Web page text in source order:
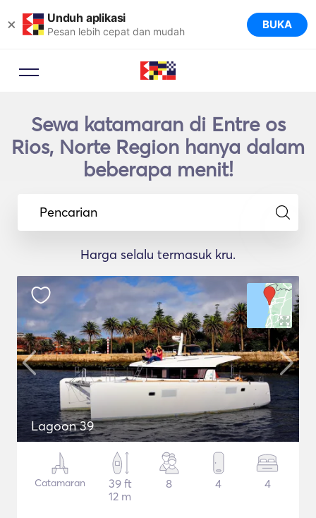
× Unduh aplikasi
Pesan lebih cepat dan mudah BUKA
Sewa katamaran di Entre os
Rios, Norte Region hanya dalam
beberapa menit!
Pencarian
Harga selalu termasuk kru.
Lagoon 39
Catamaran
39 ft
12 m
8 4 4